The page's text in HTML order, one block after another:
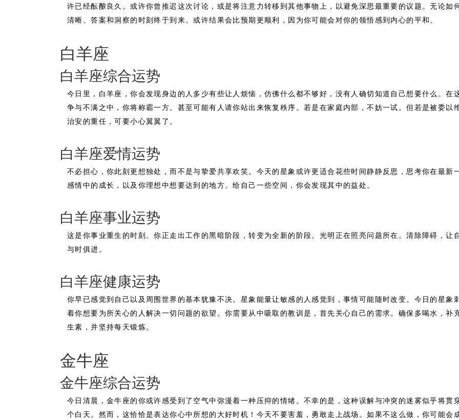
许已经酝酿良久。或许你曾推迟这次讨论，或是将注意力转移到其他事物上，以避免深思最重要的议题。无论如
清晰、答案和洞察的时刻终于到来。或许结果会比预期更顺利，因为你可能会对你的领悟感到内心的平和。
白羊座
白羊座综合运势
今日里，白羊座，你会发现身边的人多少有些让人烦恼，仿佛什么都不够好，没有人确切知道自己想要什么。在
争与不满之中，你将称霸一方。甚至可能有人请你站出来恢复秩序。若是在家庭内部，不妨一试。但若是被委以
治安的重任，可要小心翼翼了。
白羊座爱情运势
不必担心，你此刻更想独处，而不是与挚爱共享欢笑。今天的星象或许更适合花些时间静静反思，思考你在最新
感情中的成长，以及你理想中想要达到的地方。给自己一些空间，你会发现其中的益处。
白羊座事业运势
这是你事业重生的时刻。你正走出工作的黑暗阶段，转变为全新的阶段。光明正在照亮问题所在。清除障碍，让
与时俱进。
白羊座健康运势
你早已感觉到自己以及周围世界的基本犹豫不决。星象能量让敏感的人感觉到，事情可能随时改变。今日的星象
着你想要为所关心的人解决一切问题的欲望。你需要从中吸取的教训是，首先关心自己的需求。确保多喝水，补
生素，并坚持每天锻炼。
金牛座
金牛座综合运势
今日清晨，金牛座的你或许感受到了空气中弥漫着一种压抑的情绪。不幸的是，这种误解与冲突的迷雾似乎将贯
个白天。然而，这恰恰是表达你心中所想的大好时机！今天不要害羞，勇敢走上战场。如果不这么做，你可能会